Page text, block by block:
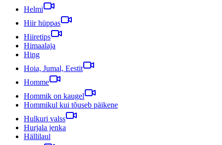
Helmi
Hiir hüppas
Hiiretips
Himaalaja
Hing
Hoia, Jumal, Eestit
Homme
Hommik on kaugel
Hommikul kui tõuseb päikene
Hulkuri valss
Hurjala jenka
Hällilaul